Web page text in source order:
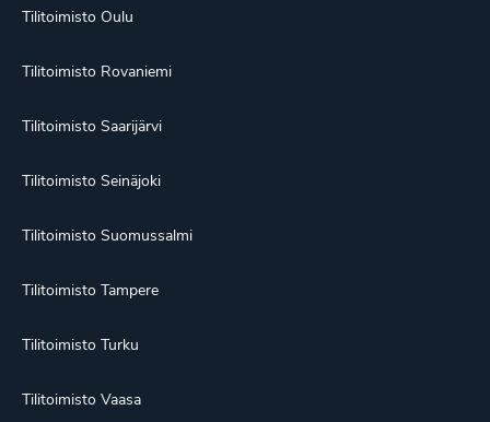
Tilitoimisto Oulu
Tilitoimisto Rovaniemi
Tilitoimisto Saarijärvi
Tilitoimisto Seinäjoki
Tilitoimisto Suomussalmi
Tilitoimisto Tampere
Tilitoimisto Turku
Tilitoimisto Vaasa